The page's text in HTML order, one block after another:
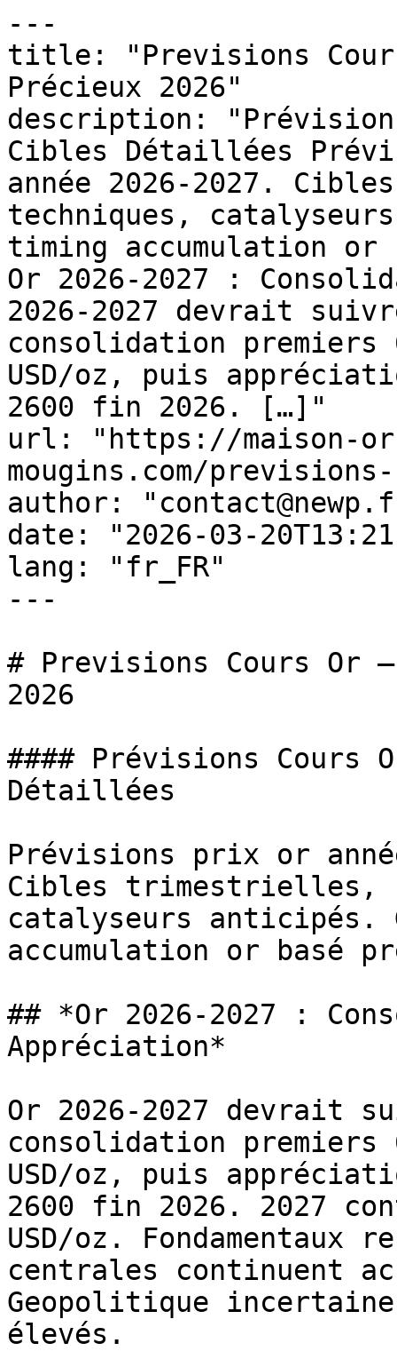
---
title: "Previsions
Précieux 2026"
description:
Cibles Détaillées
année 2026-2027.
techniques,
timing accumulation
Or 2026-2027 :
2026-2027 devrait
consolidation premiers
USD/oz, puis
2600 fin 2026. […]"
url: "https://maison-
mougins.com/
author:
date: "2026-03-
lang: "fr_FR"
---
# Previsions Cours Or
2026
#### Prévisions Cours
Détaillées
Prévisions prix or
Cibles trimestrielles,
catalyseurs anticipés.
accumulation or basé
## *Or 2026-2027 :
Appréciation*
Or 2026-2027 devrait
consolidation premiers
USD/oz, puis
2600 fin 2026. 2027
USD/oz. Fondamentaux
centrales continuent
Geopolitique
élevés.